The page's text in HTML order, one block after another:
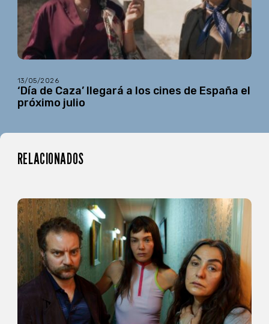
13/05/2026
‘Día de Caza’ llegará a los cines de España el
próximo julio
RELACIONADOS